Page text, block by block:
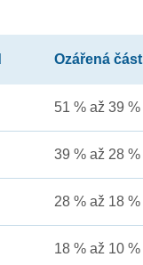
Ozářená část
51 % až 39 %
39 % až 28 %
28 % až 18 %
18 % až 10 %